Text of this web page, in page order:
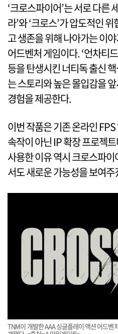
‘크로스파이어’는 서로 다른
라’와 ‘크로스’가 압도적인
고 생존을 위해 나아가는 이
어드벤처 게임이다. ‘언차티
등을 탄생시킨 너티독 출신
는 스토리와 높은 몰입감을
경험을 제공한다.
이번 작품은 기존 온라인
속작이 아닌 IP 확장 프로젝
사용한 이유 역시 크로스파
서도 새로운 가능성을 보여
TNM이 개발한 AAA 싱글플레이 액션 어드벤